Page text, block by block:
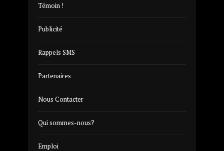
Témoin !
Publicité
Rappels SMS
Partenaires
Nous Contacter
Qui sommes-nous?
Emploi